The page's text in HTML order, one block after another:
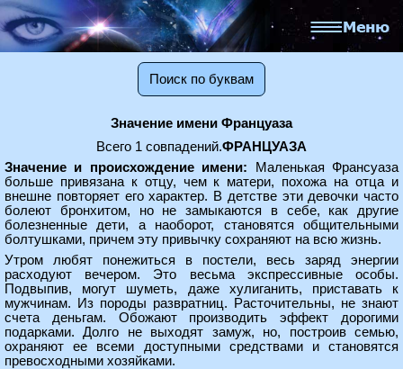
Поиск по буквам
Значение имени Француаза
Всего 1 совпадений.ФРАНЦУАЗА
Значение и происхождение имени: Маленькая Франсуаза
больше привязана к отцу, чем к матери, похожа на отца и
внешне повторяет его характер. В детстве эти девочки часто
болеют бронхитом, но не замыкаются в себе, как другие
болезненные дети, а наоборот, становятся общительными
болтушками, причем эту привычку сохраняют на всю жизнь.
Утром любят понежиться в постели, весь заряд энергии
расходуют вечером. Это весьма экспрессивные особы.
Подвыпив, могут шуметь, даже хулиганить, приставать к
мужчинам. Из породы развратниц. Расточительны, не знают
счета деньгам. Обожают производить эффект дорогими
подарками. Долго не выходят замуж, но, построив семью,
охраняют ее всеми доступными средствами и становятся
превосходными хозяйками.